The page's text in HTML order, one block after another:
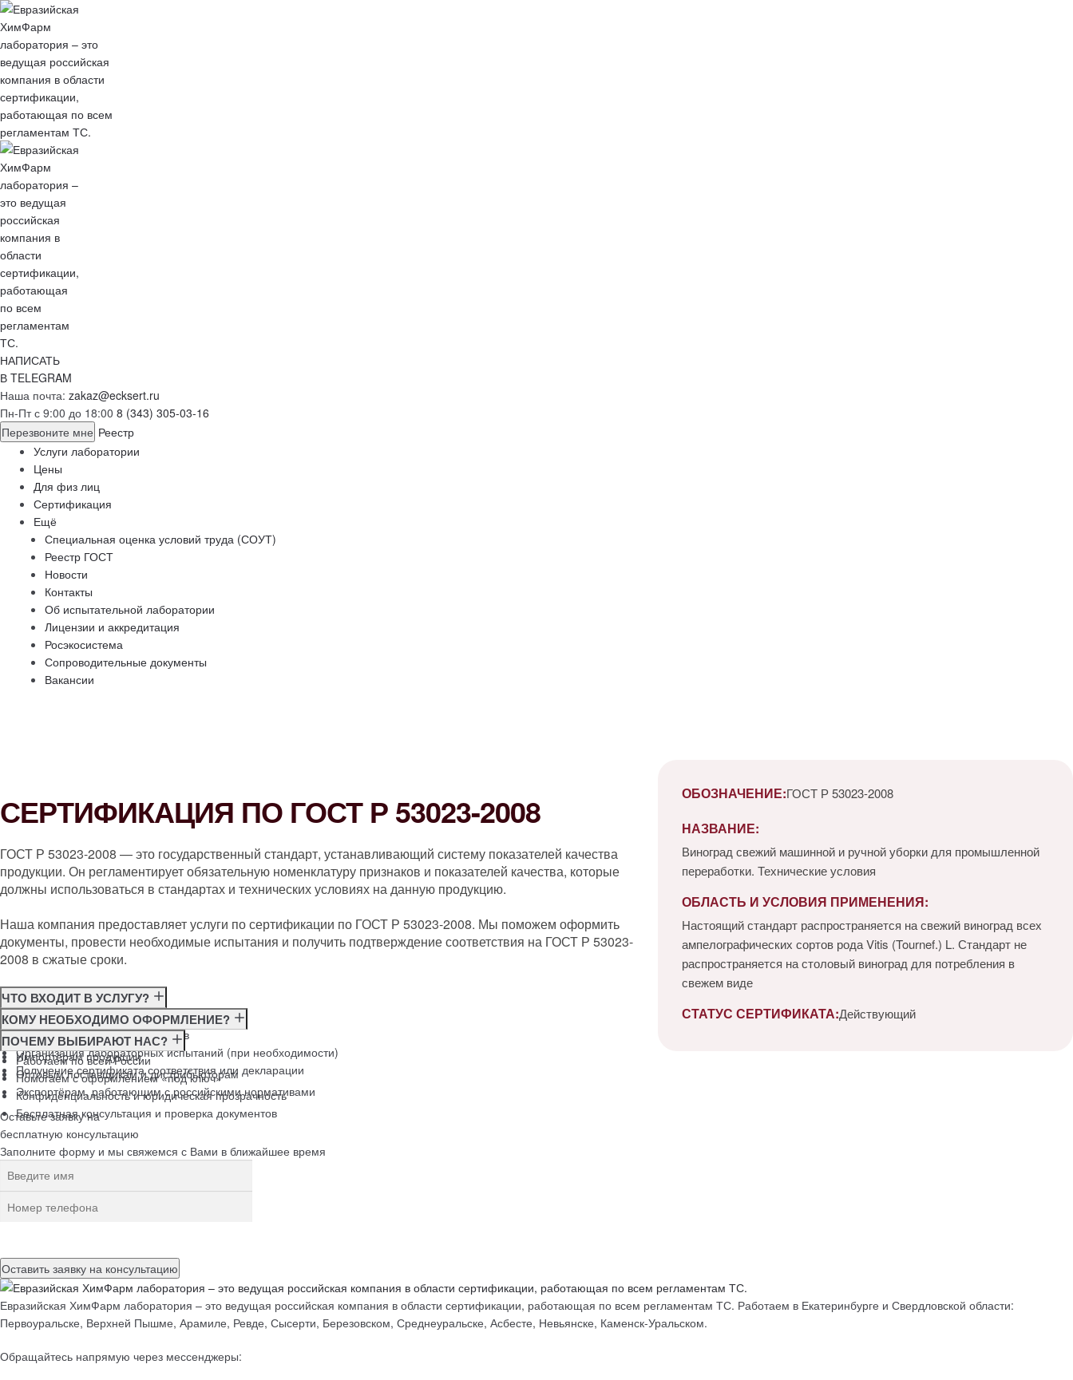
НАПИСАТЬ
В TELEGRAM
Наша почта: zakaz@ecksert.ru
Пн-Пт с 9:00 до 18:00 8 (343) 305-03-16
Перезвоните мне Реестр
Услуги лаборатории
Цены
Для физ лиц
Сертификация
Ещё
Специальная оценка условий труда (СОУТ)
Реестр ГОСТ
Новости
Контакты
Об испытательной лаборатории
Лицензии и аккредитация
Росэкосистема
Сопроводительные документы
Вакансии
СЕРТИФИКАЦИЯ ПО ГОСТ Р 53023-2008
ГОСТ Р 53023-2008 — это государственный стандарт, устанавливающий систему показателей качества
продукции. Он регламентирует обязательную номенклатуру признаков и показателей качества, которые
должны использоваться в стандартах и технических условиях на данную продукцию.
Наша компания предоставляет услуги по сертификации по ГОСТ Р 53023-2008. Мы поможем оформить
документы, провести необходимые испытания и получить подтверждение соответствия на ГОСТ Р 53023-
2008 в сжатые сроки.
ЧТО ВХОДИТ В УСЛУГУ?
Консультация по требованиям ГОСТ
Подготовка и подача документов
Организация лабораторных испытаний (при необходимости)
Получение сертификата соответствия или декларации
КОМУ НЕОБХОДИМО ОФОРМЛЕНИЕ?
Производителям
Импортёрам продукции
Оптовым поставщикам и дистрибьюторам
Экспортёрам, работающим с российскими нормативами
ПОЧЕМУ ВЫБИРАЮТ НАС?
Работаем по всей России
Помогаем с оформлением «под ключ»
Конфиденциальность и юридическая прозрачность
Бесплатная консультация и проверка документов
ОБОЗНАЧЕНИЕ:ГОСТ Р 53023-2008
НАЗВАНИЕ:
Виноград свежий машинной и ручной уборки для промышленной
переработки. Технические условия
ОБЛАСТЬ И УСЛОВИЯ ПРИМЕНЕНИЯ:
Настоящий стандарт распространяется на свежий виноград всех
ампелографических сортов рода Vitis (Tournef.) L. Стандарт не
распространяется на столовый виноград для потребления в
свежем виде
СТАТУС СЕРТИФИКАТА:Действующий
Оставьте заявку на
бесплатную консультацию
Заполните форму и мы свяжемся с Вами в ближайшее время
Евразийская ХимФарм лаборатория – это ведущая российская компания в области сертификации, работающая по всем регламентам ТС. Работаем в Екатеринбурге и Свердловской области:
Первоуральске, Верхней Пышме, Арамиле, Ревде, Сысерти, Березовском, Среднеуральске, Асбесте, Невьянске, Каменск-Уральском.
Обращайтесь напрямую через мессенджеры: